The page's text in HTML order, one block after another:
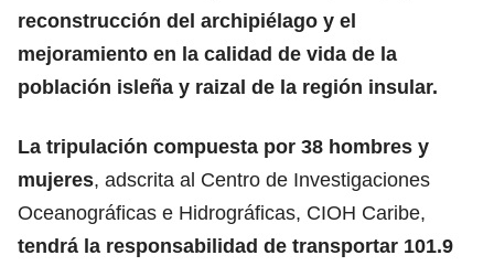
reconstrucción del archipiélago y el
mejoramiento en la calidad de vida de la
población isleña y raizal de la región insular.
La tripulación compuesta por 38 hombres y
mujeres, adscrita al Centro de Investigaciones
Oceanográficas e Hidrográficas, CIOH Caribe,
tendrá la responsabilidad de transportar 101.9